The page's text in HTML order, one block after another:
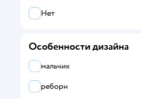
Нет
Особенности дизайна
мальчик
реборн